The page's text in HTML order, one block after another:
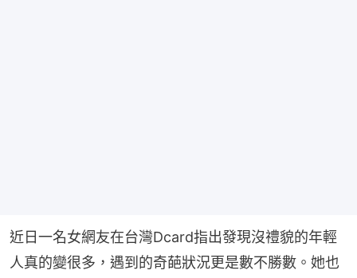
近日一名女網友在台灣Dcard指出發現沒禮貌的年輕
人真的變很多，遇到的奇葩狀況更是數不勝數。她也